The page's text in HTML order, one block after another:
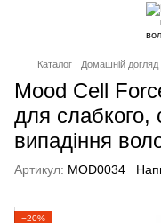
Каталог Домашній догляд
Mood Cell
для слабкого,
випадіння
Артикул: MOD0034
−20%